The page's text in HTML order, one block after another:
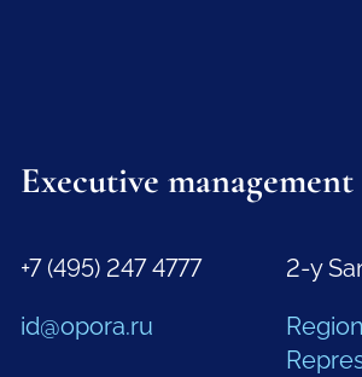
Executive management
+7 (495) 247 4777
id@opora.ru
2-y